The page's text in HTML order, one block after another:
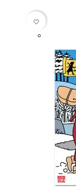
favorite_border